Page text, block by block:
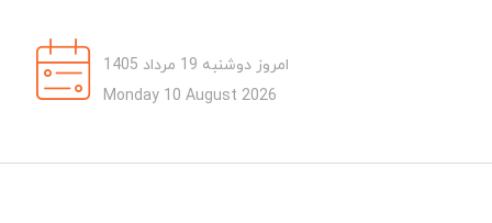
امروز دوشنبه 19 مرداد 1405
Monday 10 August 2026